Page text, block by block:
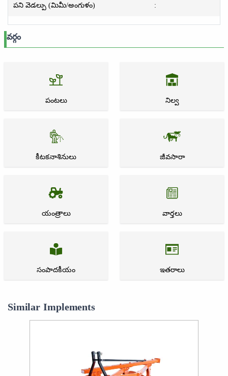
పని వెడల్పు (మిమీ/అంగుళం) :
వర్గం
పంటలు నిల్వ
కీటకనాశినులు జీవసారా
యంత్రాలు వార్తలు
సంపాదకీయం ఇతరాలు
Similar Implements